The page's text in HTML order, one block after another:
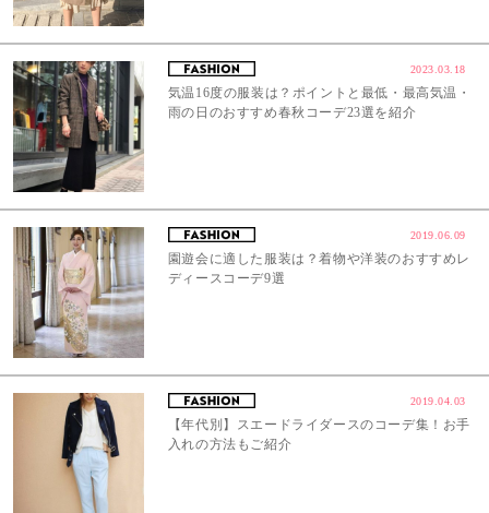
2023.03.18
気温16度の服装は？ポイントと最低・最高気温・
雨の日のおすすめ春秋コーデ23選を紹介
2019.06.09
園遊会に適した服装は？着物や洋装のおすすめレ
ディースコーデ9選
2019.04.03
【年代別】スエードライダースのコーデ集！お手
入れの方法もご紹介